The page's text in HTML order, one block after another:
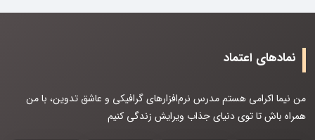
نمادهای اعتماد
من نیما اکرامی هستم مدرس نرم‌افزارهای گرافیکی و عاشق تدوین، با من
همراه باش تا توی دنیای جذاب ویرایش زندگی کنیم